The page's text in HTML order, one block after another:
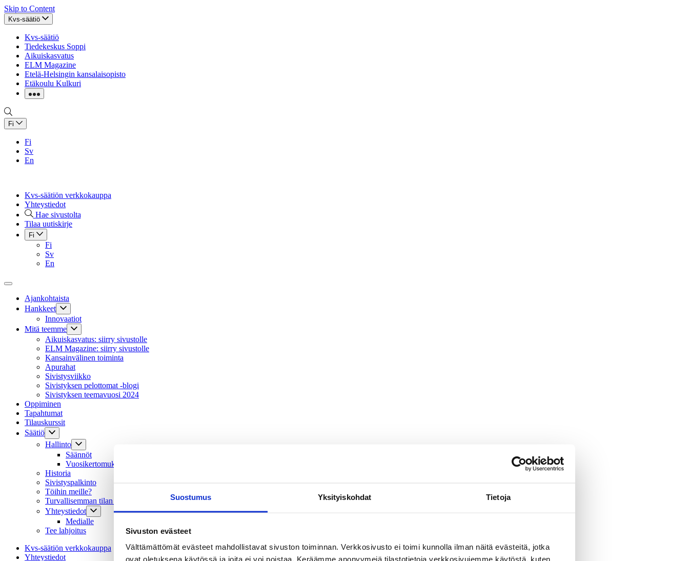
Suostumus Yksityiskohdat Tietoja
Sivuston evästeet
Välttämättömät evästeet mahdollistavat sivuston toiminnan. Verkkosivusto ei toimi kunnolla ilman näitä evästeitä, jotka
ovat oletuksena käytössä ja joita ei voi poistaa. Keräämme anonyymejä tilastotietoja verkkosivujemme käytöstä, kuten
Skip to Content
Kvs-säätiö
Kvs-säätiö
Tiedekeskus Soppi
Aikuiskasvatus
ELM Magazine
Etelä-Helsingin kansalaisopisto
Etäkoulu Kulkuri
Fi
Fi
Sv
En
Kvs-säätiön verkkokauppa
Yhteystiedot
Hae sivustolta
Tilaa uutiskirje
Fi
Fi
Sv
En
Ajankohtaista
Hankkeet
Innovaatiot
Mitä teemme
Aikuiskasvatus: siirry sivustolle
ELM Magazine: siirry sivustolle
Kansainvälinen toiminta
Apurahat
Sivistysviikko
Sivistyksen pelottomat -blogi
Sivistyksen teemavuosi 2024
Oppiminen
Tapahtumat
Tilauskurssit
Säätiö
Hallinto
Säännöt
Vuosikertomukset
Historia
Sivistyspalkinto
Töihin meille?
Turvallisemman tilan periaatteet
Yhteystiedot
Medialle
Tee lahjoitus
Kvs-säätiön verkkokauppa
Yhteystiedot